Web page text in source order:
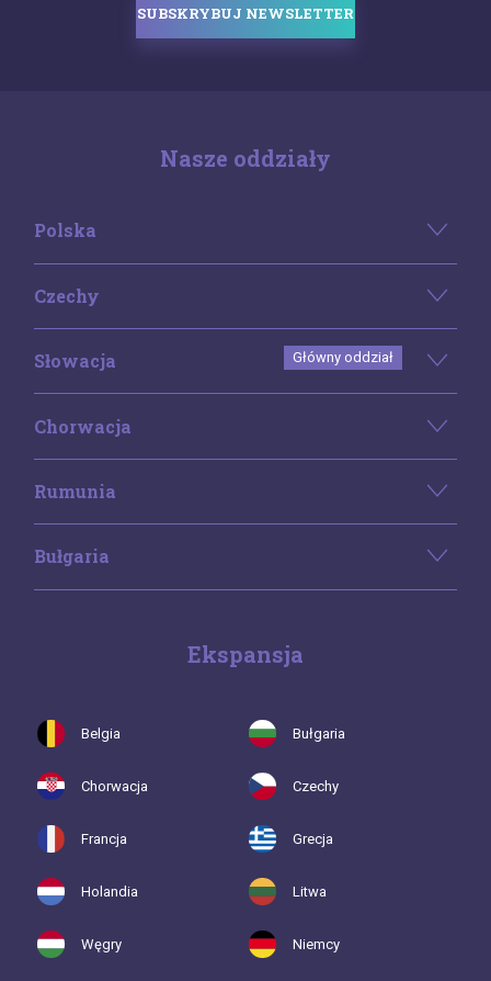
SUBSKRYBUJ NEWSLETTER
Nasze oddziały
Polska
Czechy
Słowacja Główny oddział
Chorwacja
Rumunia
Bułgaria
Ekspansja
Belgia Bułgaria
Chorwacja Czechy
Francja Grecja
Holandia Litwa
Węgry Niemcy